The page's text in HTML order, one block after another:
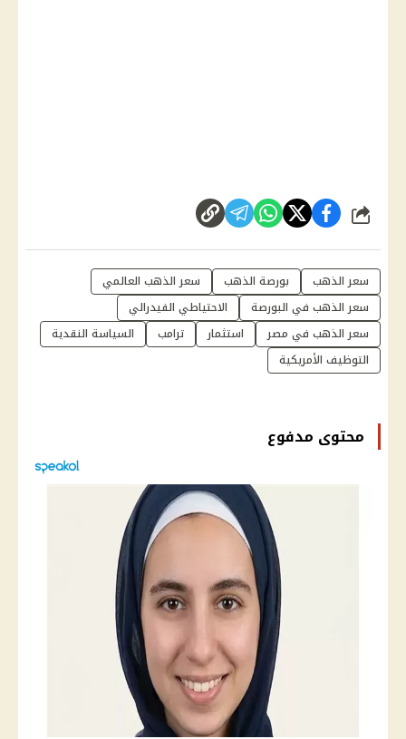
شارك
سعر الذهب بورصة الذهب
سعر الذهب العالمي
سعر الذهب في البورصة
الاحتياطي الفيدرالي
سعر الذهب في مصر
استثمار ترامب
السياسة النقدية
التوظيف الأمريكية
محتوى مدفوع